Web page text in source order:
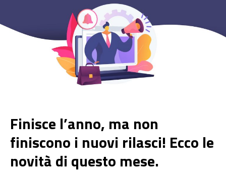
Finisce l’anno, ma non
finiscono i nuovi rilasci! Ecco le
novità di questo mese.